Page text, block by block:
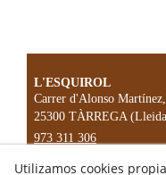
L'ESQUIROL
Carrer d'Alonso
25300 TÀRREGA
973 311 306
Utilizamos cookies